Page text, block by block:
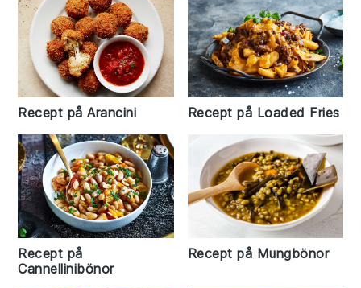
Recept på Arancini Recept på Loaded Fries
Recept på
Cannellinibönor
Recept på Mungbönor